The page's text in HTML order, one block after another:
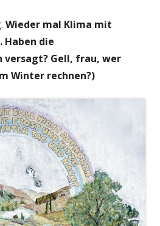
Wieder mal Klima mit
die
versagt? Gell, frau, wer
Winter rechnen?)